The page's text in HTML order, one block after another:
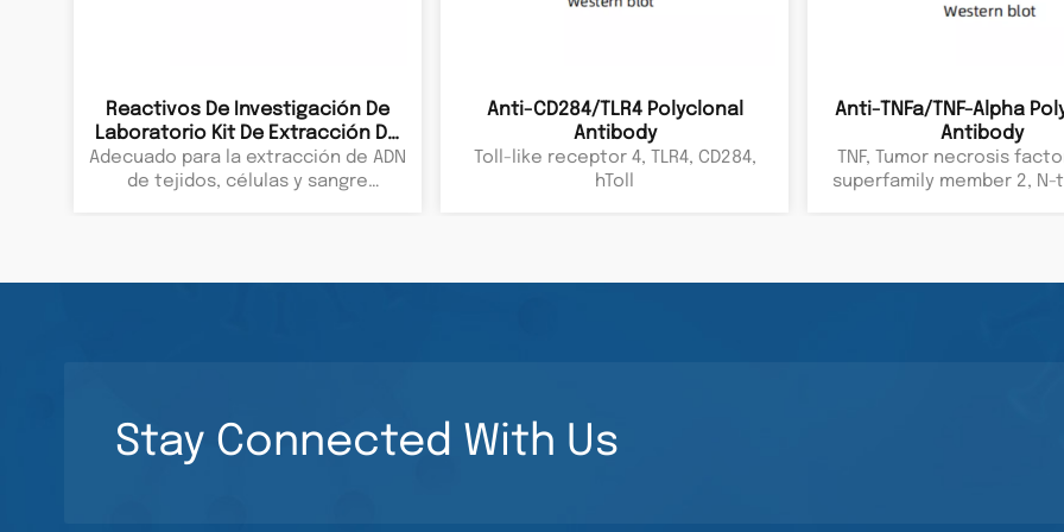
Reactivos De Investigación De
Laboratorio Kit De Extracción De
ADN Genómico De Tejidos, Células
Y Sangre Productos Químicos
Adecuado para la extracción de ADN
de tejidos, células y sangre
Anti-CD284/TLR4 Polyclonal
Antibody
Toll-like receptor 4, TLR4, CD284,
hToll
Anti-TNFa/TNF-Alpha
Antibody
TNF, Tumor necrosis
superfamily member 2,
Stay Connected With Us